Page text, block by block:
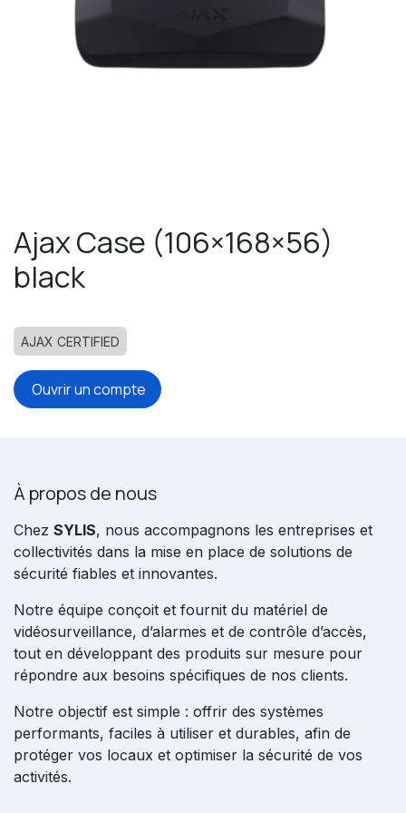
Ajax Case (106×168×56)
black
AJAX CERTIFIED
Ouvrir un compte
À propos de nous
Chez SYLIS, nous accompagnons les entreprises et
collectivités dans la mise en place de solutions de
sécurité fiables et innovantes.
Notre équipe conçoit et fournit du matériel de
vidéosurveillance, d’alarmes et de contrôle d’accès,
tout en développant des produits sur mesure pour
répondre aux besoins spécifiques de nos clients.
Notre objectif est simple : offrir des systèmes
performants, faciles à utiliser et durables, afin de
protéger vos locaux et optimiser la sécurité de vos
activités.